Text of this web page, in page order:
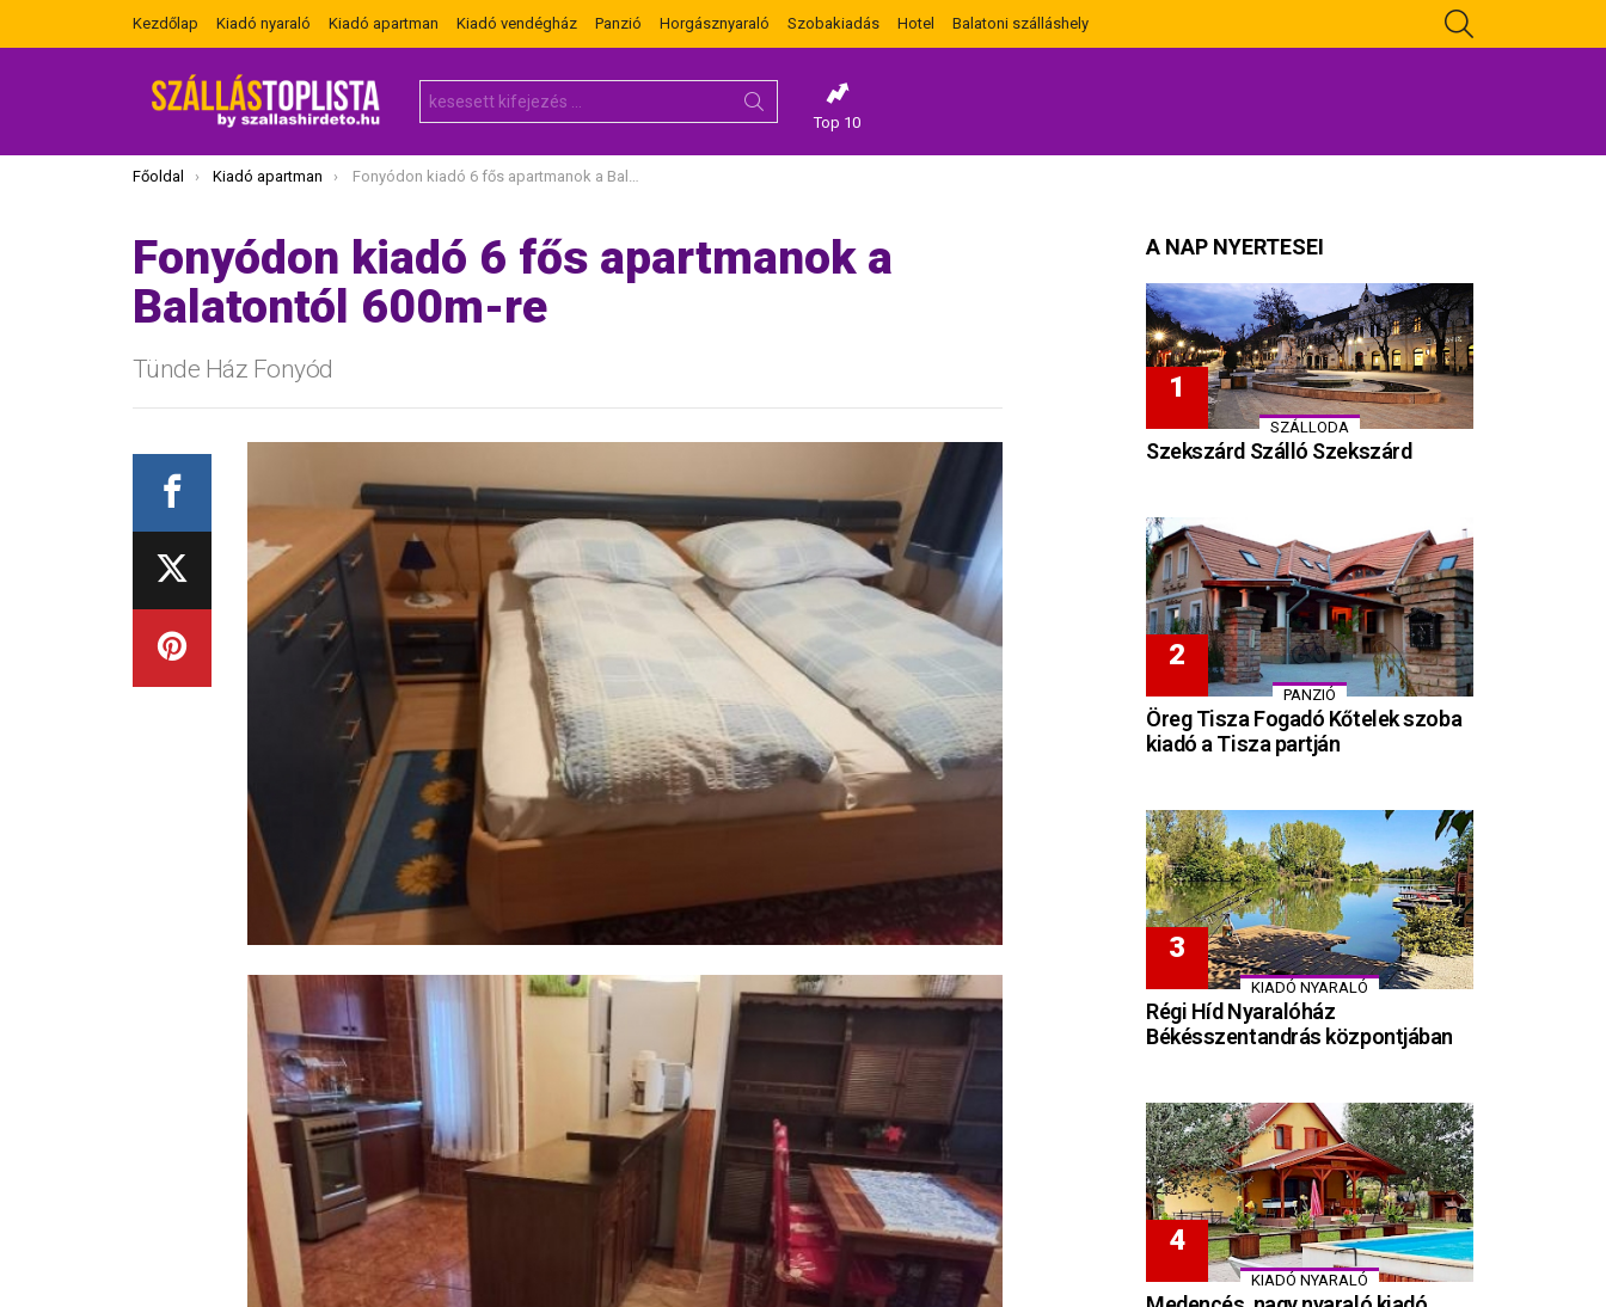
Kezdőlap Kiadó nyaraló Kiadó apartman Kiadó vendégház Panzió Horgásznyaraló Szobakiadás Hotel Balatoni szálláshely
for:
Top 10
Itt vagy most:
Főoldal Kiadó apartman Fonyódon kiadó 6 fős apartmanok a Balatontól 600m-re
Fonyódon kiadó 6 fős apartmanok a
Balatontól 600m-re
Tünde Ház Fonyód
A NAP NYERTESEI
SZÁLLODA
Szekszárd Szálló Szekszárd
PANZIÓ
Öreg Tisza Fogadó Kőtelek szoba
kiadó a Tisza partján
KIADÓ NYARALÓ
Régi Híd Nyaralóház
Békésszentandrás központjában
KIADÓ NYARALÓ